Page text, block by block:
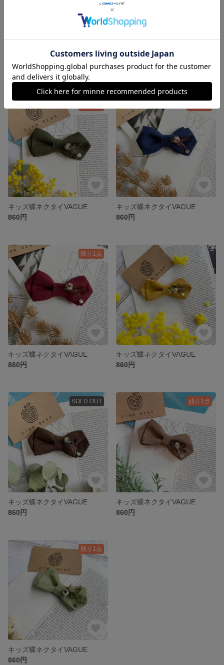
キッズ蝶ネクタイVAGUE
860円
キッズ蝶ネクタイVAGUE
860円
キッズ蝶ネクタイVAGUE
860円
キッズ蝶ネクタイVAGUE
860円
残り1点
キッズ蝶ネクタイVAGUE
860円
キッズ蝶ネクタイVAGUE
860円
SOLD OUT
キッズ蝶ネクタイVAGUE
860円
残り1点
キッズ蝶ネクタイVAGUE
860円
残り1点
キッズ蝶ネクタイVAGUE
860円